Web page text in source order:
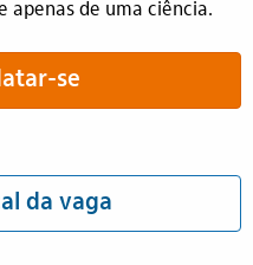
apenas de uma ciência.
se
da vaga